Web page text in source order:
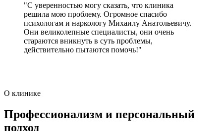
"С уверенностью могу сказать, что клиника
решила мою проблему. Огромное спасибо
психологам и наркологу Михаилу Анатольевичу.
Они великолепные специалисты, они очень
стараются вникнуть в суть проблемы,
действительно пытаются помочь!"
О клинике
Профессионализм и персональный
подход